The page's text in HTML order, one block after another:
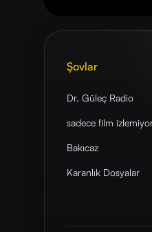
Şovlar
Dr. Güleç Radio
sadece film
Bakıcaz
Karanlık Dosyalar